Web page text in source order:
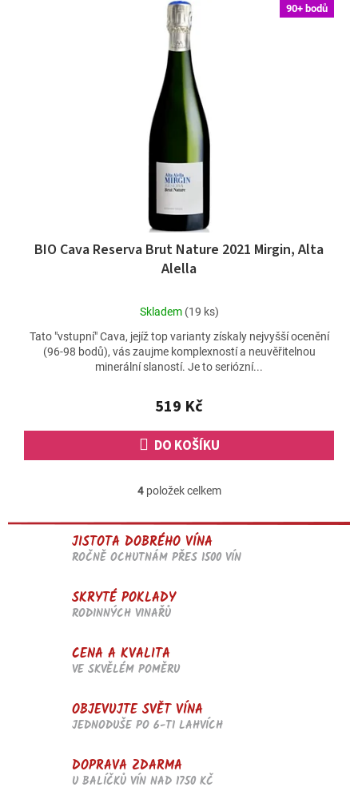
90+ bodů
BIO Cava Reserva Brut Nature 2021 Mirgin, Alta
Alella
Průměrné
produktu
je
5,0
5
hvězdiček.
Skladem (19 ks)
519 Kč
DO KOŠÍKU
Tato "vstupní" Cava, jejíž top varianty získaly nejvyšší ocenění
(96-98 bodů), vás zaujme komplexností a neuvěřitelnou
minerální slaností. Je to seriózní...
O
l
á
d
k
ý
p
s
u
4položek celkem
JISTOTA DOBRÉHO VÍNA
ROČNĚ OCHUTNÁM PŘES 1500 VÍN
SKRYTÉ POKLADY
RODINNÝCH VINAŘŮ
CENA A KVALITA
VE SKVĚLÉM POMĚRU
OBJEVUJTE SVĚT VÍNA
JEDNODUŠE PO 6-TI LAHVÍCH
DOPRAVA ZDARMA
U BALÍČKŮ VÍN NAD 1750 KČ